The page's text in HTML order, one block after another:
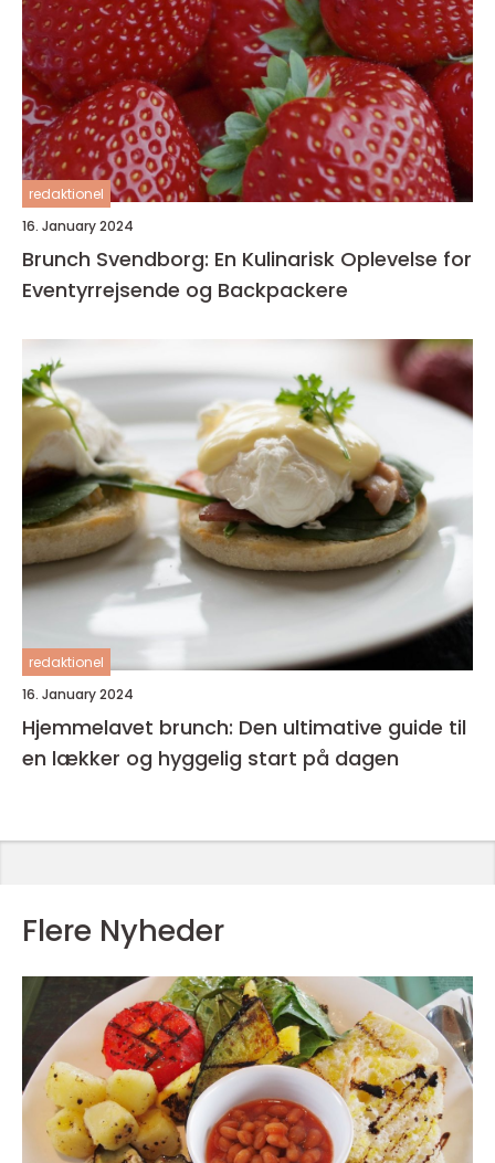
redaktionel
16. January 2024
Brunch Svendborg: En Kulinarisk Oplevelse for
Eventyrrejsende og Backpackere
redaktionel
16. January 2024
Hjemmelavet brunch: Den ultimative guide til
en lækker og hyggelig start på dagen
Flere Nyheder